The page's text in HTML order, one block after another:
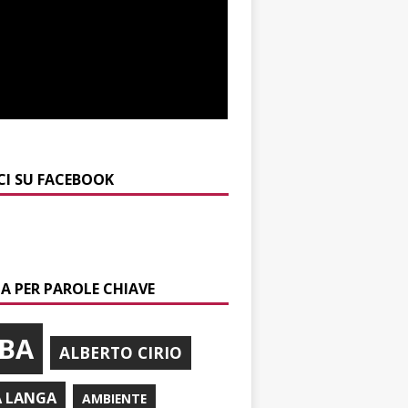
SU FACEBOOK
PER PAROLE CHIAVE
ALBERTO CIRIO
LANGA AMBIENTE